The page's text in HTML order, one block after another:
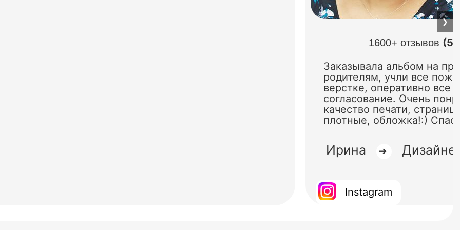
1600+ отзывов
Заказывала альбом на
родителям, учли все
верстке, оперативно все
согласование. Очень
качество печати,
плотные, обложка!:)
Ирина ➔
Instagram
❯